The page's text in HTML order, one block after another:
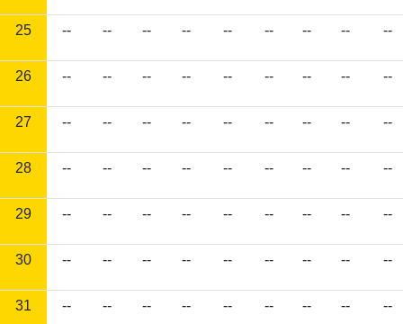
25 -- -- -- -- -- -- -- -- --
26 -- -- -- -- -- -- -- -- --
27 -- -- -- -- -- -- -- -- --
28 -- -- -- -- -- -- -- -- --
29 -- -- -- -- -- -- -- -- --
30 -- -- -- -- -- -- -- -- --
31 -- -- -- -- -- -- -- -- --